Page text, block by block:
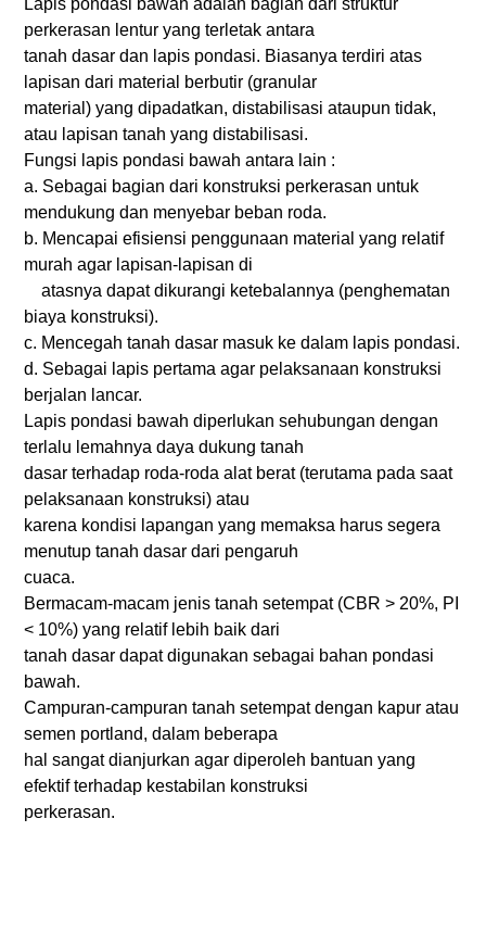
Lapis pondasi bawah adalah bagian dari struktur
perkerasan lentur yang terletak antara
tanah dasar dan lapis pondasi. Biasanya terdiri atas
lapisan dari material berbutir (granular
material) yang dipadatkan, distabilisasi ataupun tidak,
atau lapisan tanah yang distabilisasi.
Fungsi lapis pondasi bawah antara lain :
a. Sebagai bagian dari konstruksi perkerasan untuk
mendukung dan menyebar beban roda.
b. Mencapai efisiensi penggunaan material yang relatif
murah agar lapisan-lapisan di
atasnya dapat dikurangi ketebalannya (penghematan
biaya konstruksi).
c. Mencegah tanah dasar masuk ke dalam lapis pondasi.
d. Sebagai lapis pertama agar pelaksanaan konstruksi
berjalan lancar.
Lapis pondasi bawah diperlukan sehubungan dengan
terlalu lemahnya daya dukung tanah
dasar terhadap roda-roda alat berat (terutama pada saat
pelaksanaan konstruksi) atau
karena kondisi lapangan yang memaksa harus segera
menutup tanah dasar dari pengaruh
cuaca.
Bermacam-macam jenis tanah setempat (CBR > 20%, PI
< 10%) yang relatif lebih baik dari
tanah dasar dapat digunakan sebagai bahan pondasi
bawah.
Campuran-campuran tanah setempat dengan kapur atau
semen portland, dalam beberapa
hal sangat dianjurkan agar diperoleh bantuan yang
efektif terhadap kestabilan konstruksi
perkerasan.